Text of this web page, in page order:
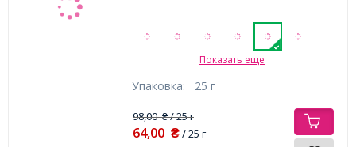
Показать еще
Упаковка: 25 г
98,00₴/ 25 г
64,00 ₴/ 25 г